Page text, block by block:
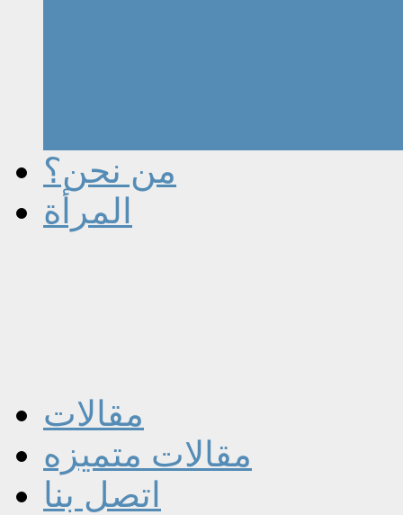
من نحن؟
المرأة
مقالات
مقالات متميزه
اتصل بنا